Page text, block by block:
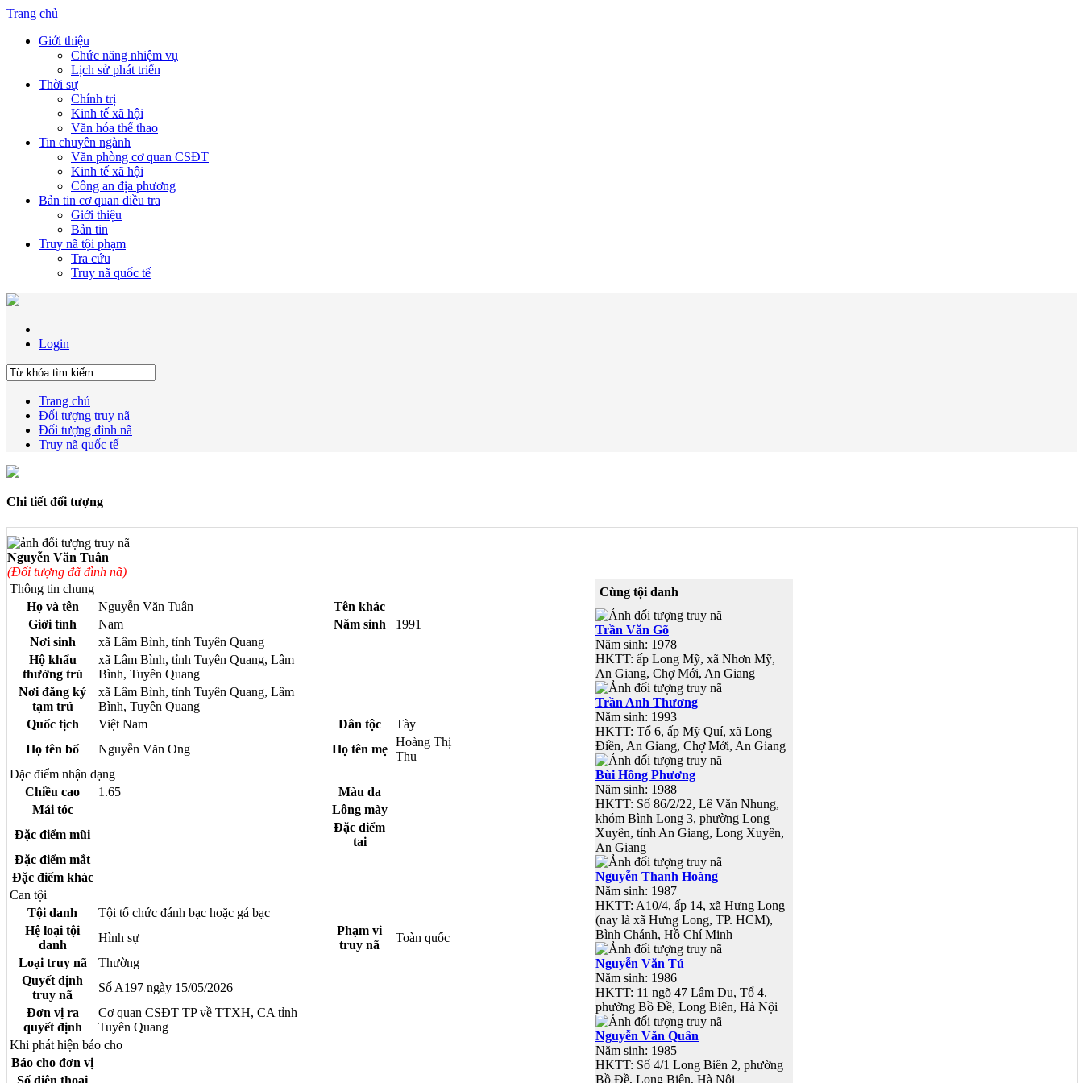
Trang chủ
Giới thiệu
Chức năng nhiệm vụ
Lịch sử phát triển
Thời sự
Chính trị
Kinh tế xã hội
Văn hóa thể thao
Tin chuyên ngành
Văn phòng cơ quan CSĐT
Kinh tế xã hội
Công an địa phương
Bản tin cơ quan điều tra
Giới thiệu
Bản tin
Truy nã tội phạm
Tra cứu
Truy nã quốc tế
Login
Trang chủ
Đối tượng truy nã
Đối tượng đình nã
Truy nã quốc tế
Chi tiết đối tượng
Nguyễn Văn Tuân
(Đối tượng đã đình nã)
Thông tin chung
Họ và tên
Nguyễn Văn Tuân
Tên khác
Giới tính
Nam Năm sinh
1991
Nơi sinh
xã Lâm Bình, tỉnh Tuyên Quang
Hộ khẩu
thường trú
xã Lâm Bình, tỉnh Tuyên Quang, Lâm
Bình, Tuyên Quang
Nơi đăng ký
tạm trú
xã Lâm Bình, tỉnh Tuyên Quang, Lâm
Bình, Tuyên Quang
Quốc tịch
Việt Nam Dân tộc
Tày
Họ tên bố
Nguyễn Văn Ong Họ tên mẹ
Hoàng Thị
Thu
Đặc điểm nhận dạng
Chiều cao
1.65
Màu da
Mái tóc
Lông mày
Đặc điểm mũi
Đặc điểm
tai
Đặc điểm mắt
Đặc điểm khác
Can tội
Tội danh
Tội tổ chức đánh bạc hoặc gá bạc
Hệ loại tội
danh
Hình sự
Phạm vi
truy nã
Toàn quốc
Loại truy nã
Thường
Quyết định
truy nã
Số A197 ngày 15/05/2026
Đơn vị ra
quyết định
Cơ quan CSĐT TP về TTXH, CA tỉnh
Tuyên Quang
Khi phát hiện báo cho
Báo cho đơn vị
Số điện thoại
Cùng tội danh
Trần Văn Gõ
Năm sinh: 1978
HKTT: ấp Long Mỹ, xã Nhơn Mỹ,
An Giang, Chợ Mới, An Giang
Trần Anh Thương
Năm sinh: 1993
HKTT: Tổ 6, ấp Mỹ Quí, xã Long
Điền, An Giang, Chợ Mới, An Giang
Bùi Hồng Phương
Năm sinh: 1988
HKTT: Số 86/2/22, Lê Văn Nhung,
khóm Bình Long 3, phường Long
Xuyên, tỉnh An Giang, Long Xuyên,
An Giang
Nguyễn Thanh Hoàng
Năm sinh: 1987
HKTT: A10/4, ấp 14, xã Hưng Long
(nay là xã Hưng Long, TP. HCM),
Bình Chánh, Hồ Chí Minh
Nguyễn Văn Tú
Năm sinh: 1986
HKTT: 11 ngõ 47 Lâm Du, Tổ 4.
phường Bồ Đề, Long Biên, Hà Nội
Nguyễn Văn Quân
Năm sinh: 1985
HKTT: Số 4/1 Long Biên 2, phường
Bồ Đề, Long Biên, Hà Nội